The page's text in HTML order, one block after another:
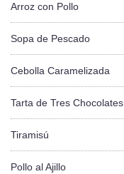
Arroz con Pollo
Sopa de Pescado
Cebolla Caramelizada
Tarta de Tres Chocolates
Tiramisú
Pollo al Ajillo